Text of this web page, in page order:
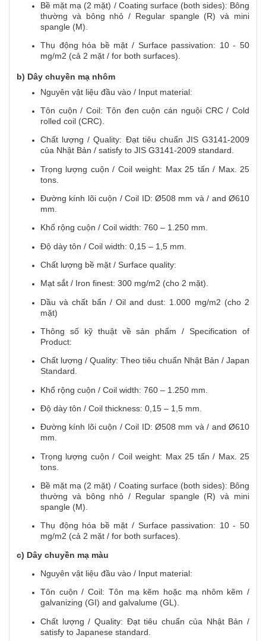
Bề mặt mạ (2 mặt) / Coating surface (both sides): Bông
thường và bông nhỏ / Regular spangle (R) và mini
spangle (M).
Thụ động hóa bề mặt / Surface passivation: 10 - 50
mg/m2 (cả 2 mặt / for both surfaces).
b) Dây chuyền mạ nhôm
Nguyên vật liệu đầu vào / Input material:
Tôn cuộn / Coil: Tôn đen cuộn cán nguội CRC / Cold
rolled coil (CRC).
Chất lượng / Quality: Đạt tiêu chuẩn JIS G3141-2009
của Nhật Bản / satisfy to JIS G3141-2009 standard.
Trọng lượng cuộn / Coil weight: Max 25 tấn / Max. 25
tons.
Đường kính lõi cuộn / Coil ID: Ø508 mm và / and Ø610
mm.
Khổ rộng cuộn / Coil width: 760 – 1.250 mm.
Độ dày tôn / Coil width: 0,15 – 1,5 mm.
Chất lượng bề mặt / Surface quality:
Mạt sắt / Iron finest: 300 mg/m2 (cho 2 mặt).
Dầu và chất bẩn / Oil and dust: 1.000 mg/m2 (cho 2
mặt)
Thông số kỹ thuật về sản phẩm / Specification of
Product:
Chất lượng / Quality: Theo tiêu chuẩn Nhật Bản / Japan
Standard.
Khổ rộng cuộn / Coil width: 760 – 1.250 mm.
Độ dày tôn / Coil thickness: 0,15 – 1,5 mm.
Đường kính lõi cuộn / Coil ID: Ø508 mm và / and Ø610
mm.
Trọng lượng cuộn / Coil weight: Max 25 tấn / Max. 25
tons.
Bề mặt mạ (2 mặt) / Coating surface (both sides): Bông
thường và bông nhỏ / Regular spangle (R) và mini
spangle (M).
Thụ động hóa bề mặt / Surface passivation: 10 - 50
mg/m2 (cả 2 mặt / for both surfaces).
c) Dây chuyền mạ màu
Nguyên vật liệu đầu vào / Input material:
Tôn cuộn / Coil: Tôn mạ kẽm hoặc mạ nhôm kẽm /
galvanizing (GI) and galvalume (GL).
Chất lượng / Quality: Đạt tiêu chuẩn của Nhật Bản /
satisfy to Japanese standard.